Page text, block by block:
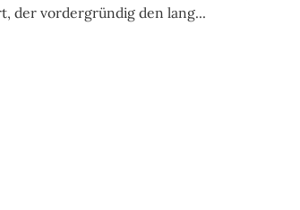
der vordergründig den lang...